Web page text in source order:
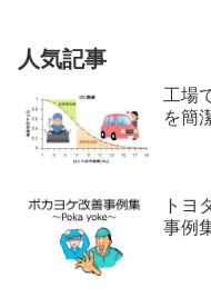
人気記事
工場
を簡
トヨ
事例